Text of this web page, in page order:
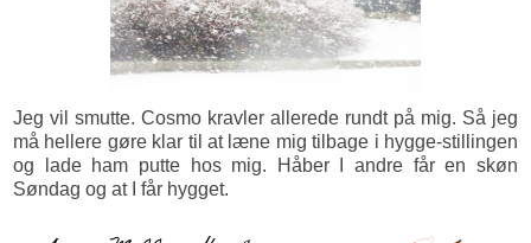
Jeg vil smutte. Cosmo kravler allerede rundt på mig. Så jeg
må hellere gøre klar til at læne mig tilbage i hygge-stillingen
og lade ham putte hos mig. Håber I andre får en skøn
Søndag og at I får hygget.